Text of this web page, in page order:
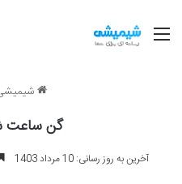
منو
گن ساعت
آخرین به روز رسانی: 10 مرداد 1403